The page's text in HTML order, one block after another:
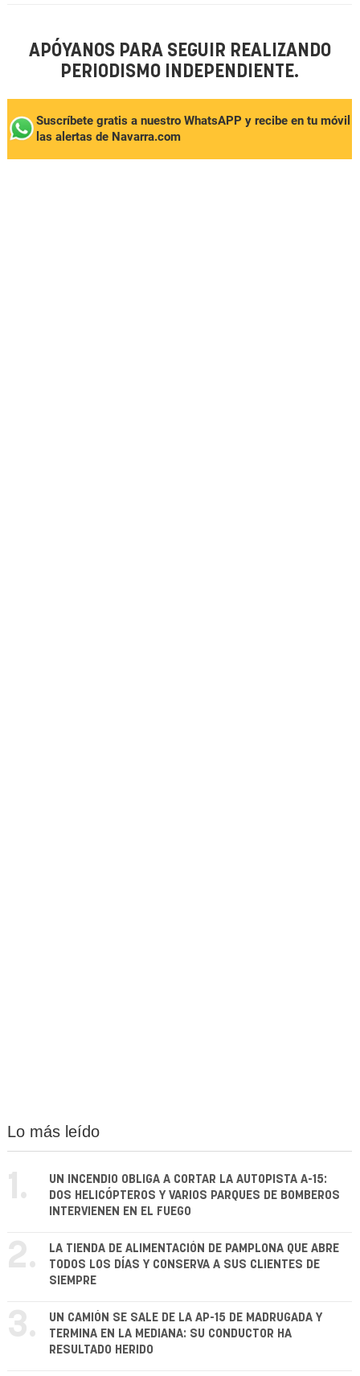
APÓYANOS PARA SEGUIR REALIZANDO
PERIODISMO INDEPENDIENTE.
Suscríbete gratis a nuestro WhatsAPP y recibe en tu móvil
las alertas de Navarra.com
Lo más leído
1.
UN INCENDIO OBLIGA A CORTAR LA AUTOPISTA A-15:
DOS HELICÓPTEROS Y VARIOS PARQUES DE BOMBEROS
INTERVIENEN EN EL FUEGO
2.
LA TIENDA DE ALIMENTACIÓN DE PAMPLONA QUE ABRE
TODOS LOS DÍAS Y CONSERVA A SUS CLIENTES DE
SIEMPRE
3.
UN CAMIÓN SE SALE DE LA AP-15 DE MADRUGADA Y
TERMINA EN LA MEDIANA: SU CONDUCTOR HA
RESULTADO HERIDO